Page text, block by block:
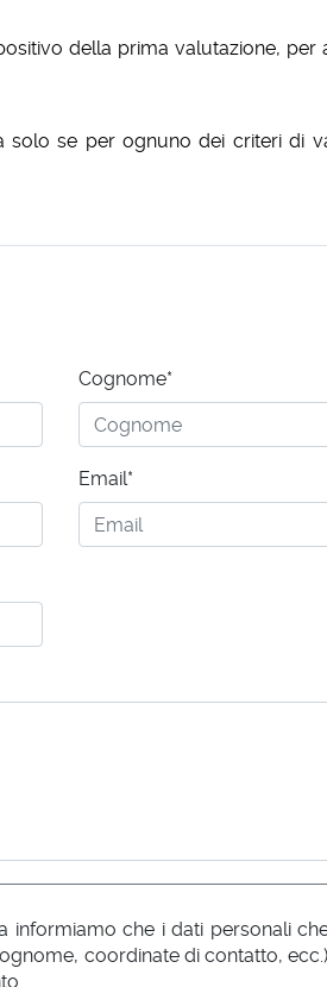
della prima valutazione,
se per ognuno dei criteri di
Cognome*
Email*
informiamo che i dati personali
coordinate di contatto,